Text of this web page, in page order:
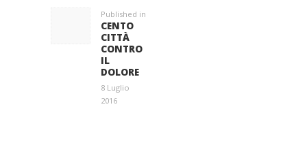
Published in
CENTO
CITTÀ
CONTRO
IL
DOLORE
8 Luglio
2016